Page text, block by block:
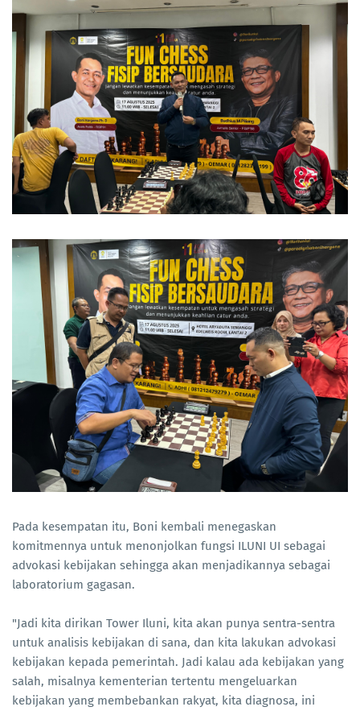
Pada kesempatan itu, Boni kembali menegaskan
komitmennya untuk menonjolkan fungsi ILUNI UI sebagai
advokasi kebijakan sehingga akan menjadikannya sebagai
laboratorium gagasan.
"Jadi kita dirikan Tower Iluni, kita akan punya sentra-sentra
untuk analisis kebijakan di sana, dan kita lakukan advokasi
kebijakan kepada pemerintah. Jadi kalau ada kebijakan yang
salah, misalnya kementerian tertentu mengeluarkan
kebijakan yang membebankan rakyat, kita diagnosa, ini